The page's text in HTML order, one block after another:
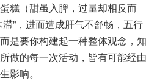
这‮网个‬络对‮体身‬的远端‮生产‬影响。